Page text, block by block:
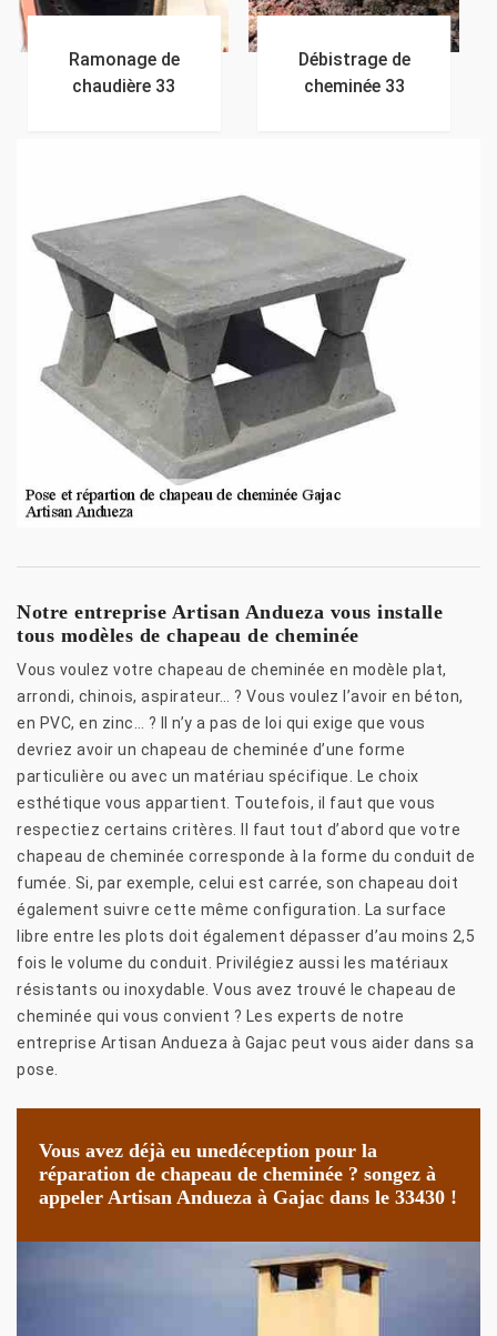
Ramonage de
chaudière 33
Débistrage de
cheminée 33
Notre entreprise Artisan Andueza vous installe
tous modèles de chapeau de cheminée
Vous voulez votre chapeau de cheminée en modèle plat,
arrondi, chinois, aspirateur… ? Vous voulez l’avoir en béton,
en PVC, en zinc… ? Il n’y a pas de loi qui exige que vous
devriez avoir un chapeau de cheminée d’une forme
particulière ou avec un matériau spécifique. Le choix
esthétique vous appartient. Toutefois, il faut que vous
respectiez certains critères. Il faut tout d’abord que votre
chapeau de cheminée corresponde à la forme du conduit de
fumée. Si, par exemple, celui est carrée, son chapeau doit
également suivre cette même configuration. La surface
libre entre les plots doit également dépasser d’au moins 2,5
fois le volume du conduit. Privilégiez aussi les matériaux
résistants ou inoxydable. Vous avez trouvé le chapeau de
cheminée qui vous convient ? Les experts de notre
entreprise Artisan Andueza à Gajac peut vous aider dans sa
pose.
Vous avez déjà eu unedéception pour la
réparation de chapeau de cheminée ? songez à
appeler Artisan Andueza à Gajac dans le 33430 !